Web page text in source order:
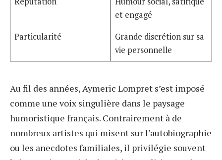
et engagé
Particularité
Grande discrétion sur sa
vie personnelle
Au fil des années, Aymeric Lompret s’est imposé
comme une voix singulière dans le paysage
humoristique français. Contrairement à de
nombreux artistes qui misent sur l’autobiographie
ou les anecdotes familiales, il privilégie souvent